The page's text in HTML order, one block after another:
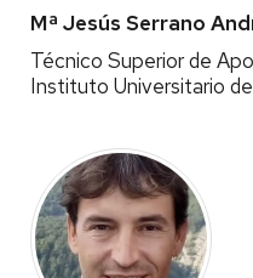
Mª Jesús Serrano
Técnico Superior de
Instituto Universitario